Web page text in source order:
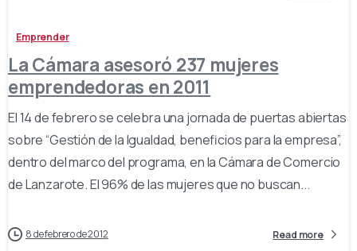
Emprender
La Cámara asesoró 237 mujeres
emprendedoras en 2011
El 14 de febrero se celebra una jornada de puertas abiertas
sobre “Gestión de la Igualdad, beneficios para la empresa”,
dentro del marco del programa, en la Cámara de Comercio
de Lanzarote. El 96% de las mujeres que no buscan...
8 de febrero de 2012 Read more